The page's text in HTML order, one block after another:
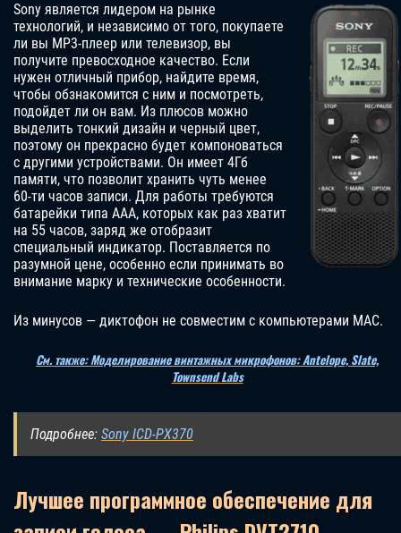
Sony является лидером на рынке
технологий, и независимо от того, покупаете
ли вы MP3-плеер или телевизор, вы
получите превосходное качество. Если
нужен отличный прибор, найдите время,
чтобы обзнакомится с ним и посмотреть,
подойдет ли он вам. Из плюсов можно
выделить тонкий дизайн и черный цвет,
поэтому он прекрасно будет компоноваться
с другими устройствами. Он имеет 4Гб
памяти, что позволит хранить чуть менее
60-ти часов записи. Для работы требуются
батарейки типа ААА, которых как раз хватит
на 55 часов, заряд же отобразит
специальный индикатор. Поставляется по
разумной цене, особенно если принимать во
внимание марку и технические особенности.
Из минусов — диктофон не совместим с компьютерами MAC.
См. также: Моделирование винтажных микрофонов: Antelope, Slate,
Townsend Labs
Подробнее: Sony ICD-PX370
Лучшее программное обеспечение для